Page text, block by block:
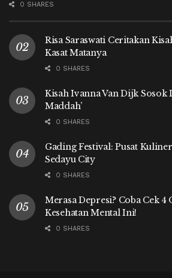
0 SHARES
Risa Saraswati Ceritakan
Kasat Matanya
0 SHARES
Kisah Ivanna Van Dijk Sosok
Maddah’
0 SHARES
Gading Festival: Pusat
Sedayu City
0 SHARES
Merasa Depresi? Coba Cek 4
Kesehatan Mental Ini!
0 SHARES